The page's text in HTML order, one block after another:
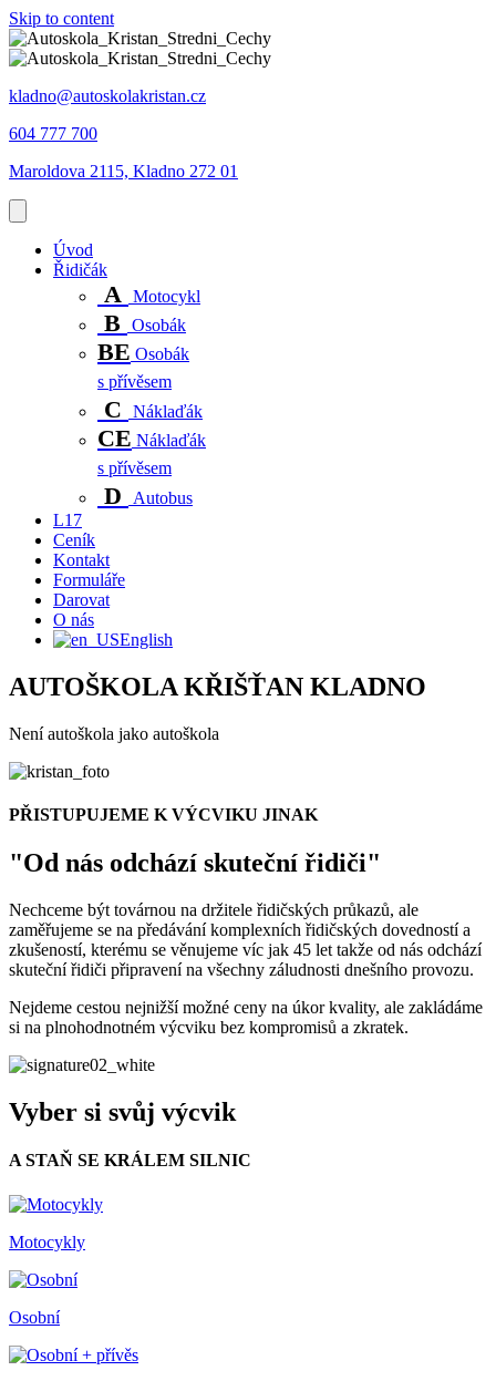
Skip to content
kladno@autoskolakristan.cz
604 777 700
Maroldova 2115, Kladno 272 01
Úvod
Řidičák
A Motocykl
B Osobák
BE Osobák
s přívěsem
C Náklaďák
CE Náklaďák
s přívěsem
D
Autobus
L17
Ceník
Kontakt
Formuláře
Darovat
O nás
English
AUTOŠKOLA KŘIŠŤAN KLADNO
Není autoškola jako autoškola
PŘISTUPUJEME K VÝCVIKU JINAK
"Od nás odchází skuteční řidiči"
Nechceme být továrnou na držitele řidičských průkazů, ale
zaměřujeme se na předávání komplexních řidičských dovedností a
zkušeností, kterému se věnujeme víc jak 45 let takže od nás odchází
skuteční řidiči připravení na všechny záludnosti dnešního provozu.
Nejdeme cestou nejnižší možné ceny na úkor kvality, ale zakládáme
si na plnohodnotném výcviku bez kompromisů a zkratek.
Vyber si svůj výcvik
A STAŇ SE KRÁLEM SILNIC
Motocykly
Osobní